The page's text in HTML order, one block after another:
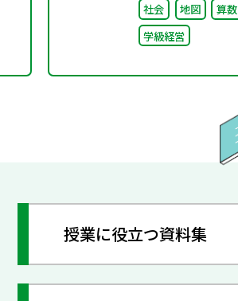
社会
地図
算数
学級経営
授業に役立つ資料集